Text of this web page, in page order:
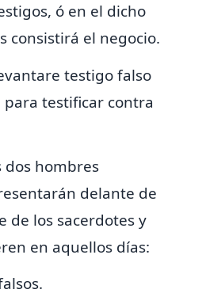
ó en el dicho
consistirá el negocio.
testigo falso
testificar contra
dos hombres
delante de
de los sacerdotes y
en aquellos días: